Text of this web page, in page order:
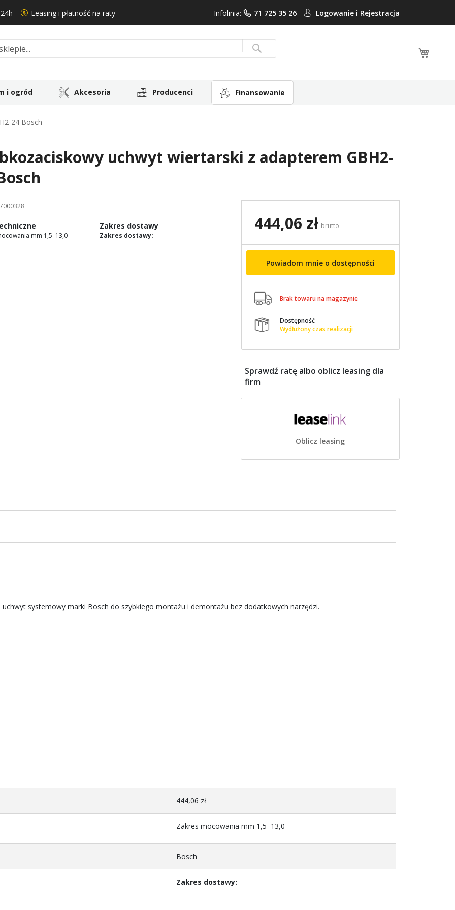
Leasing i płatność na raty Infolinia: 71 725 35 26 Logowanie i Rejestracja
Search
i ogród Akcesoria Producenci Finansowanie
24 Bosch
uchwyt wiertarski z adapterem GBH2-
mm 1,5–13,0
Zakres dostawy
Zakres dostawy:
444,06 zł brutto
Powiadom mnie o dostępności
 Brak towaru na magazynie

Dostępność
Wydłużony czas realizacji
Sprawdź ratę albo oblicz leasing dla
firm
Oblicz leasing
systemowy marki Bosch do szybkiego montażu i demontażu bez dodatkowych narzędzi.
444,06 zł
Zakres mocowania mm 1,5–13,0
Bosch
Zakres dostawy: